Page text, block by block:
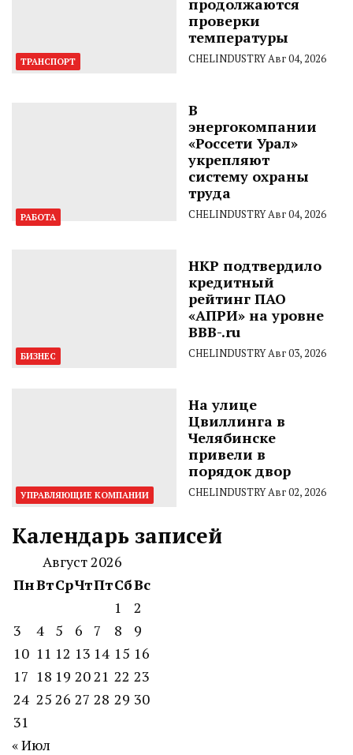
ТРАНСПОРТ
продолжаются
проверки
температуры
CHELINDUSTRYАвг 04, 2026
РАБОТА
В
энергокомпании
«Россети Урал»
укрепляют
систему охраны
труда
CHELINDUSTRYАвг 04, 2026
БИЗНЕС
НКР подтвердило
кредитный
рейтинг ПАО
«АПРИ» на уровне
BBB-.ru
CHELINDUSTRYАвг 03, 2026
УПРАВЛЯЮЩИЕ КОМПАНИИ
На улице
Цвиллинга в
Челябинске
привели в
порядок двор
CHELINDUSTRYАвг 02, 2026
Календарь записей
Август 2026
ПнВтСрЧтПтСбВс
1
2
3
4 5 6 7 8
9
10 11 12 13 14 15 16
17 18 19 2021 22 23
24 25 26 27 28 29 30
31
« Июл